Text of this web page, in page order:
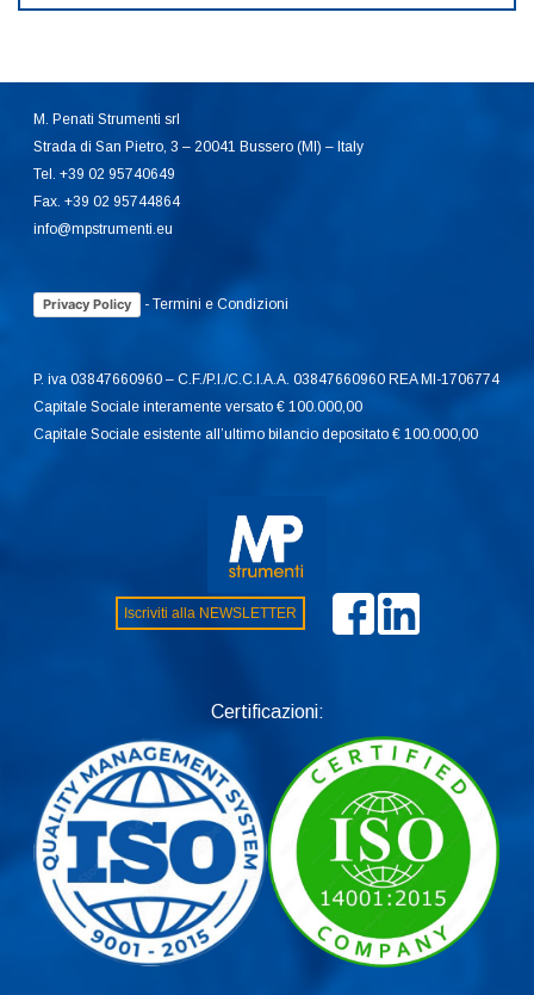
M. Penati Strumenti srl
Strada di San Pietro, 3 – 20041 Bussero (MI) – Italy
Tel. +39 02 95740649
Fax. +39 02 95744864
info@mpstrumenti.eu
Privacy Policy -Termini e Condizioni
P. iva 03847660960 – C.F./P.I./C.C.I.A.A. 03847660960 REA MI-1706774
Capitale Sociale interamente versato € 100.000,00
Capitale Sociale esistente all’ultimo bilancio depositato € 100.000,00
Iscriviti alla NEWSLETTER
Certificazioni: